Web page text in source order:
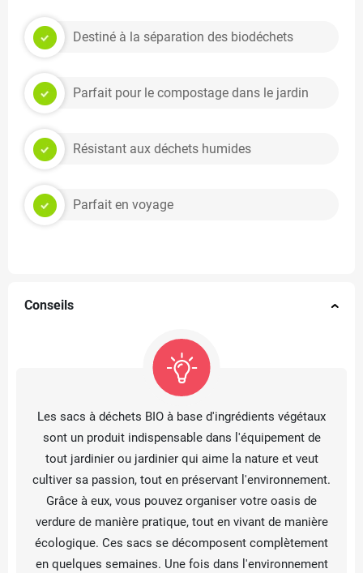
Destiné à la séparation des biodéchets
Parfait pour le compostage dans le jardin
Résistant aux déchets humides
Parfait en voyage
Conseils
Les sacs à déchets BIO à base d'ingrédients végétaux
sont un produit indispensable dans l'équipement de
tout jardinier ou jardinier qui aime la nature et veut
cultiver sa passion, tout en préservant l'environnement.
Grâce à eux, vous pouvez organiser votre oasis de
verdure de manière pratique, tout en vivant de manière
écologique. Ces sacs se décomposent complètement
en quelques semaines. Une fois dans l'environnement